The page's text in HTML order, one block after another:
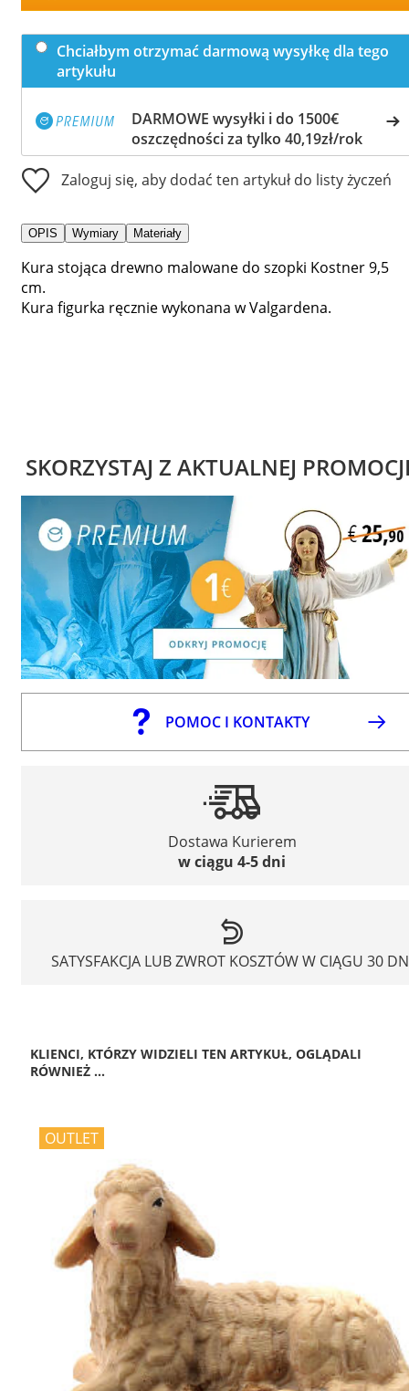
Chciałbym otrzymać darmową wysyłkę dla tego
artykułu
DARMOWE wysyłki i do 1500€
oszczędności za tylko 40,19zł/rok
Zaloguj się, aby dodać ten artykuł do listy życzeń
OPIS Wymiary Materiały
Kura stojąca drewno malowane do szopki Kostner 9,5
cm.
Kura figurka ręcznie wykonana w Valgardena.
SKORZYSTAJ Z AKTUALNEJ
POMOC I KONTAKTY
Dostawa Kurierem
w ciągu 4-5 dni
SATYSFAKCJA LUB ZWROT KOSZTÓW W CIĄGU 30
KLIENCI, KTÓRZY WIDZIELI TEN ARTYKUŁ, OGLĄDALI
RÓWNIEŻ ...
OUTLET